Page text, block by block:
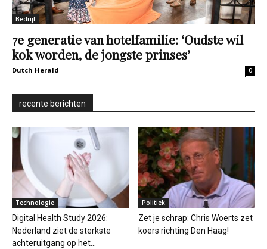
Bedrijf
7e generatie van hotelfamilie: ‘Oudste wil
kok worden, de jongste prinses’
Dutch Herald 0
recente berichten
Technologie
Digital Health Study 2026:
Nederland ziet de sterkste
achteruitgang op het...
Politiek
Zet je schrap: Chris Woerts zet
koers richting Den Haag!